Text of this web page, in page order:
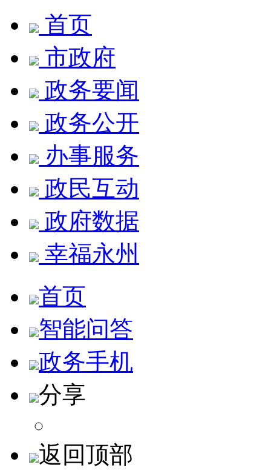
首页
市政府
政务要闻
政务公开
办事服务
政民互动
政府数据
幸福永州
首页
智能问答
政务手机
分享
返回顶部